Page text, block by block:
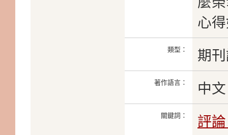
心
類型： 期
著作語言： 中文
關鍵詞： 評